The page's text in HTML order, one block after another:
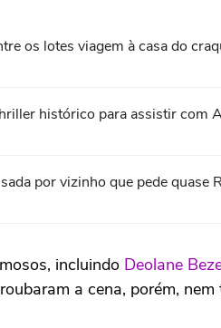
os lotes viagem à casa do
histórico para assistir com
por vizinho que pede quase
incluindo Deolane
a cena, porém,